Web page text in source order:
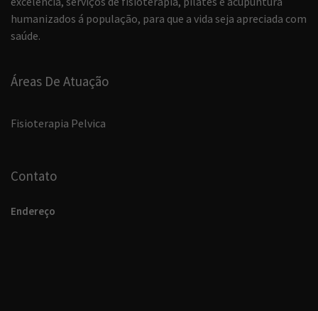
humanizados á população, para que a vida seja apreciada com
saúde.
Áreas De Atuação
Fisioterapia Pelvica
Contato
Endereço